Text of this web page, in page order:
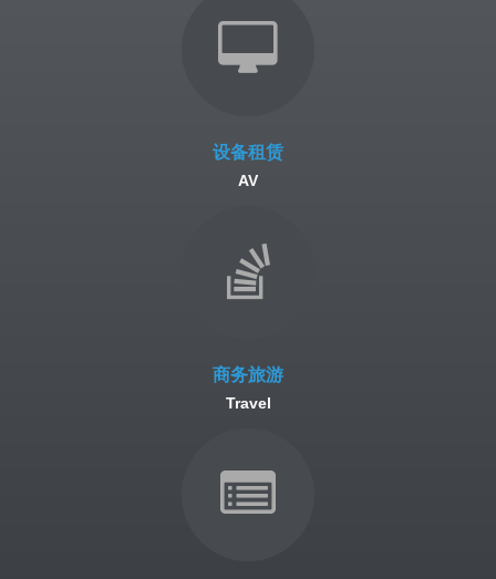
设备租赁
AV
商务旅游
Travel